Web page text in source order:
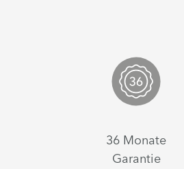
36 Monate
Garantie